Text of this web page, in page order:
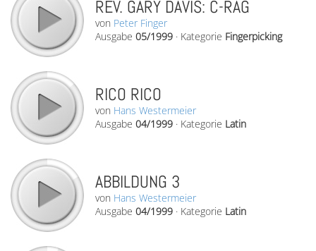
REV. GARY DAVIS: C-RAG
von Peter Finger
Ausgabe 05/1999 · Kategorie Fingerpicking
RICO RICO
von Hans Westermeier
Ausgabe 04/1999 · Kategorie Latin
ABBILDUNG 3
von Hans Westermeier
Ausgabe 04/1999 · Kategorie Latin